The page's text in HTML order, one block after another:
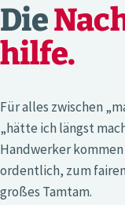
Die
hilfe.
Für alles zwischen
„hätte ich längst
Handwerker
ordentlich, zum
großes Tamtam.